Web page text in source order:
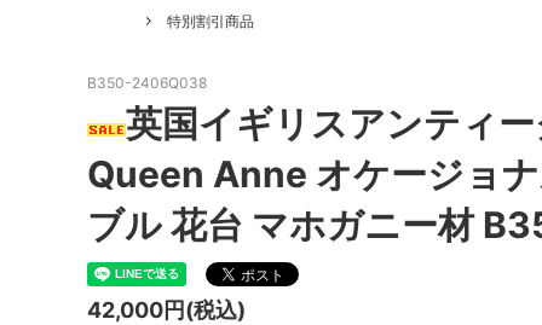
特別割引商品
B350-2406Q038
英国イギリスアンティ
Queen Anne オケージョ
ブル 花台 マホガニー材
42,000円(税込)